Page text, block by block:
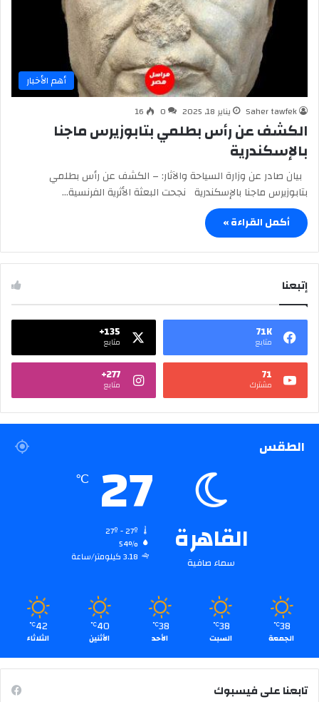
أهم الأخبار
Saher tawfek يناير 18, 2025 0
16
الكشف عن رأس بطلمي بتابوزيرس ماجنا
بالإسكندرية
بيان صادر عن وزارة السياحة والآثار: – الكشف عن رأس بطلمي
بتابوزيرس ماجنا بالإسكندرية نجحت البعثة الأثرية الفرنسية…
أكمل القراءة »
إتبعنا
71K
متابع
135+
متابع
71
مشترك
277+
متابع
الطقس
القاهرة
سماء صافية
27
℃
54%
3.18 كيلومتر/ساعة
38
℃
الجمعة
38
℃
السبت
38
℃
الأحد
40
℃
الأثنين
42
℃
الثلاثاء
تابعنا على فيسبوك